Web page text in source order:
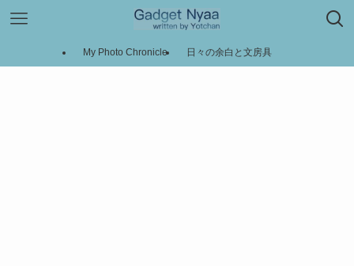
My Photo Chronicle 日々の余白と文房具